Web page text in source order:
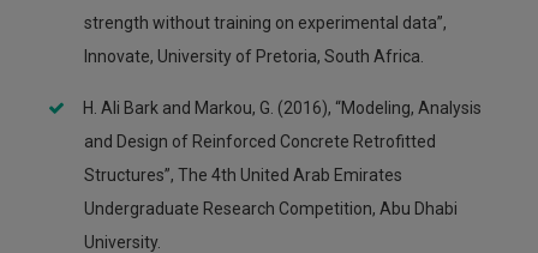
strength without training on experimental data”,
Innovate, University of Pretoria, South Africa.
H. Ali Bark and Markou, G. (2016), “Modeling, Analysis
and Design of Reinforced Concrete Retrofitted
Structures”, The 4th United Arab Emirates
Undergraduate Research Competition, Abu Dhabi
University.